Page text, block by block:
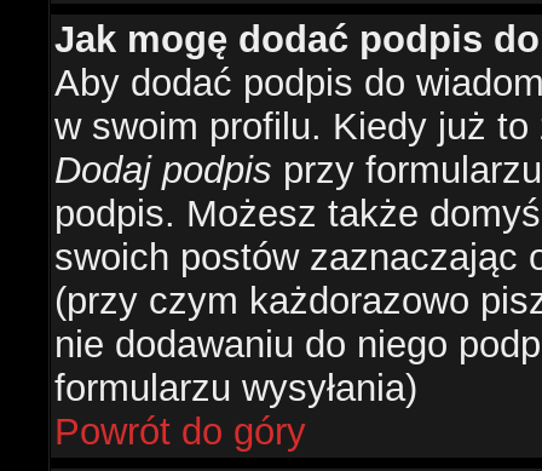
Jak mogę dodać podpis
Aby dodać podpis do
w swoim profilu. Kiedy już
Dodaj podpis przy
podpis. Możesz także
swoich postów zaznaczając
(przy czym każdorazowo
nie dodawaniu do niego
formularzu wysyłania)
Powrót do góry